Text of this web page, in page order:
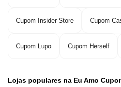
Cupom Insider Store Cupom
Cupom Lupo Cupom Herself
Lojas populares na Eu Amo